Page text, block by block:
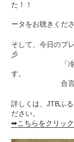
詳し
ータをお聴きくださ
そして、今日のプ
「冷凍クレ
合言葉を放送
詳しくは、JTBふ
ださい。
➡こちらをクリッ